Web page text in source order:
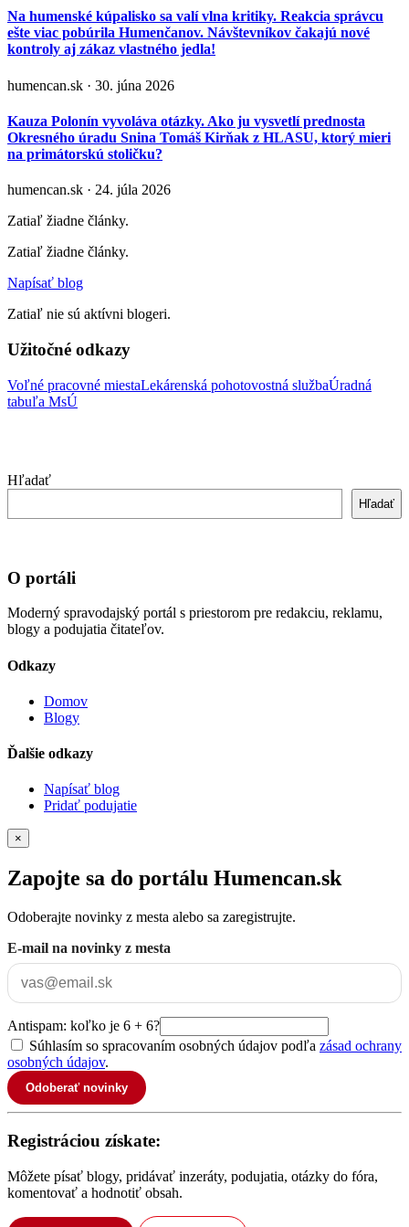
Na humenské kúpalisko sa valí vlna kritiky. Reakcia správcu
ešte viac pobúrila Humenčanov. Návštevníkov čakajú nové
kontroly aj zákaz vlastného jedla!
humencan.sk · 30. júna 2026
Kauza Polonín vyvoláva otázky. Ako ju vysvetlí prednosta
Okresného úradu Snina Tomáš Kirňak z HLASU, ktorý mieri
na primátorskú stoličku?
humencan.sk · 24. júla 2026
Zatiaľ žiadne články.
Zatiaľ žiadne články.
Napísať blog
Zatiaľ nie sú aktívni blogeri.
Užitočné odkazy
Voľné pracovné miestaLekárenská pohotovostná službaÚradná
tabuľa MsÚ
Hľadať
Hľadať
O portáli
Moderný spravodajský portál s priestorom pre redakciu, reklamu,
blogy a podujatia čitateľov.
Odkazy
Domov
Blogy
Ďalšie odkazy
Napísať blog
Pridať podujatie
×
Zapojte sa do portálu Humencan.sk
Odoberajte novinky z mesta alebo sa zaregistrujte.
E-mail na novinky z mesta
Antispam: koľko je 6 + 6?
Súhlasím so spracovaním osobných údajov podľa zásad ochrany
osobných údajov.
Odoberať novinky
Registráciou získate:
Môžete písať blogy, pridávať inzeráty, podujatia, otázky do fóra,
komentovať a hodnotiť obsah.